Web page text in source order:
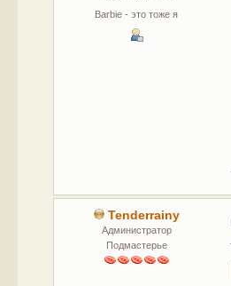
Barbie - это тоже я
Tenderrainy
Администратор
Подмастерье